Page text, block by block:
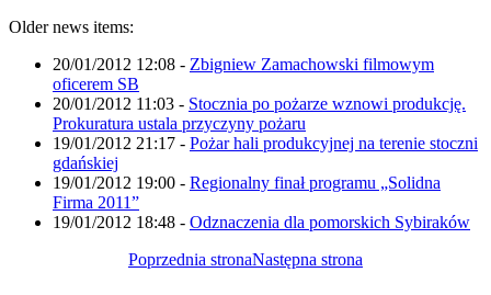
Older news items:
20/01/2012 12:08 - Zbigniew Zamachowski filmowym
oficerem SB
20/01/2012 11:03 - Stocznia po pożarze wznowi produkcję.
Prokuratura ustala przyczyny pożaru
19/01/2012 21:17 - Pożar hali produkcyjnej na terenie stoczni
gdańskiej
19/01/2012 19:00 - Regionalny finał programu „Solidna
Firma 2011”
19/01/2012 18:48 - Odznaczenia dla pomorskich Sybiraków
Poprzednia stronaNastępna strona